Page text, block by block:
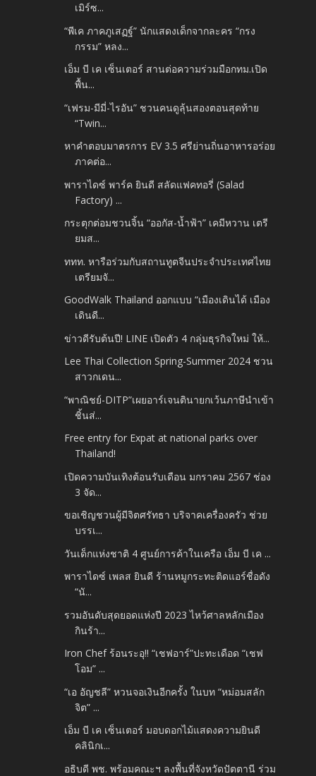
เมิร์ซ...
“พีเค ภาคภูเสฏฐ์” นักแสดงเด็กจากละคร “กรง
กรรม” หลง...
เอ็ม บี เค เซ็นเตอร์ สานต่อความร่วมมือกทม.เปิด
พื้น...
“เฟรม-มีมี่-ไรอัน” ชวนคนดูลุ้นสองตอนสุดท้าย
“Twin...
หาคำตอบมาตรการ EV 3.5 ศรีย่านถิ่นอาหารอร่อย
ภาคต่อ...
พาราไดซ์ พาร์ค ยินดี สลัดแฟคทอรี่ (Salad
Factory) ...
กระตุกต่อมชวนจิ้น “ออกัส-น้ำฟ้า” เคมีหวาน เตรี
ยมส...
ททท. หารือร่วมกับสถานทูตจีนประจำประเทศไทย
เตรียมจั...
GoodWalk Thailand ออกแบบ “เมืองเดินได้ เมือง
เดินดี...
ข่าวดีรับต้นปี! LINE เปิดตัว 4 กลุ่มธุรกิจใหม่ ให้...
Lee Thai Collection Spring-Summer 2024 ชวน
สาวกเดน...
“พาณิชย์-DITP”เผยอาร์เจนตินายกเว้นภาษีนำเข้า
ชิ้นส่...
Free entry for Expat at national parks over
Thailand!
เปิดความบันเทิงต้อนรับเดือน มกราคม 2567 ช่อง
3 จัด...
ขอเชิญชวนผู้มีจิตศรัทธา บริจาคเครื่องครัว ช่วย
บรรเ...
วันเด็กแห่งชาติ 4 ศูนย์การค้าในเครือ เอ็ม บี เค ...
พาราไดซ์ เพลส ยินดี ร้านหมูกระทะติดแอร์ชื่อดัง
“นั...
รวมอันดับสุดยอดแห่งปี 2023 ไหว้ศาลหลักเมือง
กินร้า...
Iron Chef ร้อนระอุ!! “เชฟอาร์”ปะทะเดือด “เชฟ
โอม” ...
“เอ อัญชลี” หวนจอเงินอีกครั้ง ในบท “หม่อมสลัก
จิต” ...
เอ็ม บี เค เซ็นเตอร์ มอบดอกไม้แสดงความยินดี
คลินิกเ...
อธิบดี พช. พร้อมคณะฯ ลงพื้นที่จังหวัดปัตตานี ร่วม